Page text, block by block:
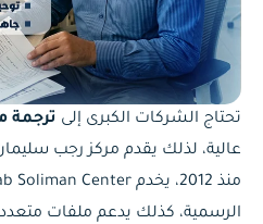
تحتاج الشركات الكبرى إلى ترجمة
عالية، لذلك يقدم مركز رجب
الرسمية، كذلك يدعم ملفات